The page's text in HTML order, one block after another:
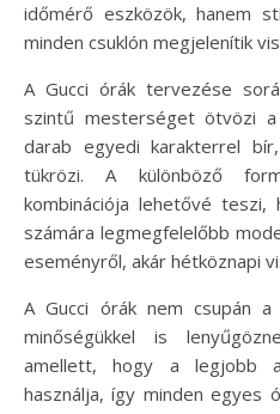
időmérő eszközök, hanem
minden csuklón megjelenítik
A Gucci órák tervezése
szintű mesterséget ötvözi a
darab egyedi karakterrel
tükrözi. A különböző
kombinációja lehetővé teszi,
számára legmegfelelőbb
eseményről, akár hétköznapi
A Gucci órák nem csupán a
minőségükkel is
amellett, hogy a legjobb
használja, így minden egyes